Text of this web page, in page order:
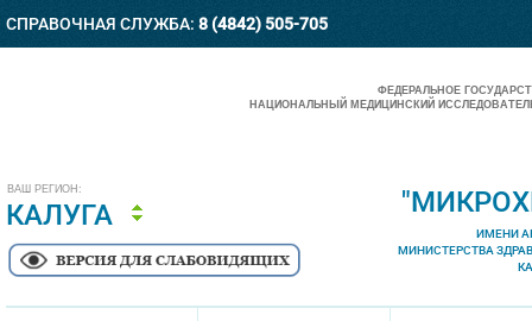
СПРАВОЧНАЯ СЛУЖБА: 8 (4842) 505-705
ВАШ РЕГИОН:
КАЛУГА
ФЕДЕРАЛЬНОЕ
НАЦИОНАЛЬНЫЙ МЕДИЦИНСКИЙ
ИМЕНИ
МИНИСТЕРСТВА